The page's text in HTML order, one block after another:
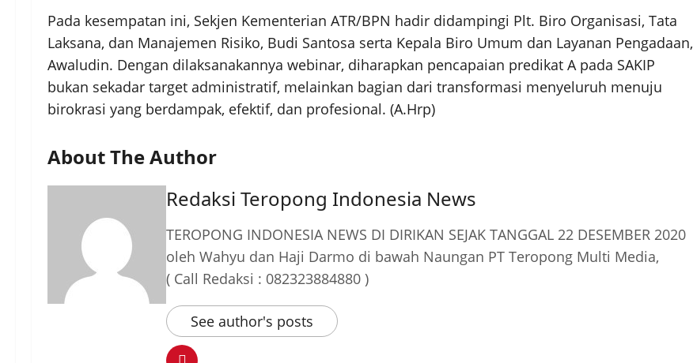
Pada kesempatan ini, Sekjen Kementerian ATR/BPN hadir didampingi Plt. Biro Organisasi, Tata
Laksana, dan Manajemen Risiko, Budi Santosa serta Kepala Biro Umum dan Layanan Pengadaan,
Awaludin. Dengan dilaksanakannya webinar, diharapkan pencapaian predikat A pada SAKIP
bukan sekadar target administratif, melainkan bagian dari transformasi menyeluruh menuju
birokrasi yang berdampak, efektif, dan profesional. (A.Hrp)
About The Author
Redaksi Teropong Indonesia News
TEROPONG INDONESIA NEWS DI DIRIKAN SEJAK TANGGAL 22 DESEMBER 2020
oleh Wahyu dan Haji Darmo di bawah Naungan PT Teropong Multi Media,
( Call Redaksi : 082323884880 )
See author's posts